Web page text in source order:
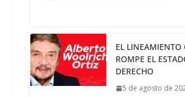
EL LINEAMIENTO
ROMPE EL
DERECHO
5 de agosto de